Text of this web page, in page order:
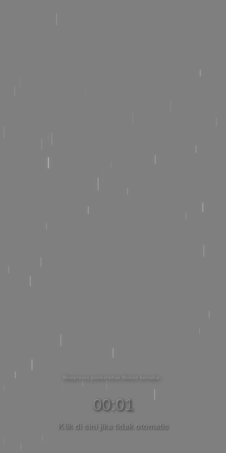
Memproses pembersihan Mohon bersabar
00:01
Klik di sini jika tidak otomatis